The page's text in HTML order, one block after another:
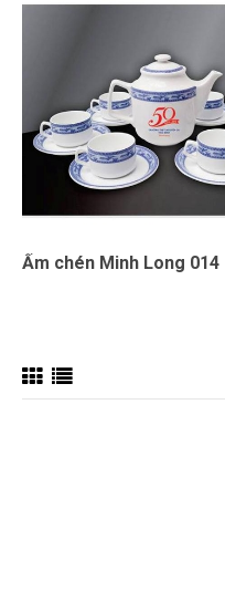
Ấm chén Minh Long 014